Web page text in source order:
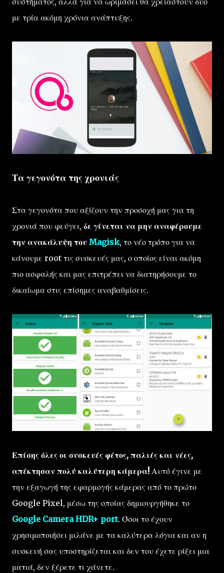
με τρία ακόμη χρόνια ανάπτυξης.
Τα γεγονότα της χρονιάς
Στα γεγονότα που αξίζουν την προσοχή μας για τη
χρονιά που φεύγει, δε γίνεται να μην αναφέρουμε
την ανακάλυψη του Magisk, το νέο τρόπο για να
κάνουμε root τις συσκευές μας, ο οποίος είναι ακόμη
πιο ασφαλής και μας επιτρέπει να διατηρήσουμε το
δικαίωμα στις επίσημες αναβαθμίσεις.
Επίσης όλες οι συσκευές φέτος, παλιές και νέες,
απέκτησαν πολύ καλύτερη κάμερα! Αυτό έγινε με
την εξαγωγή της εφαρμογής κάμερας από το πρώτο
Google Pixel, μέσω της οποίας δημιουργήθηκε το
Google Camera HDR+ port. Όσοι το έχουν
χρησιμοποιήσει μιλάνε με τα καλύτερα λόγια και αν η
συσκευή σας υποστηρίζεται και δεν του έχετε ρίξει μια
ματιά, δεν ξέρετε τι χάνετε.